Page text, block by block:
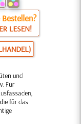
LESEN!
und
Für
für das